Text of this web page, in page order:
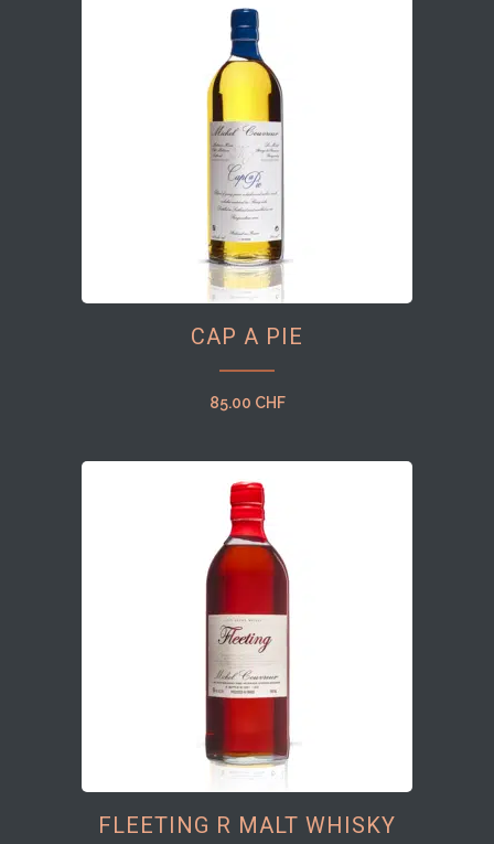
CAP A PIE
85.00 CHF
FLEETING R MALT WHISKY